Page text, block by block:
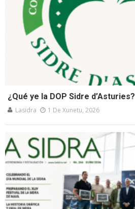
¿Qué ye la DOP Sidre d’Asturies?
Lasidra 1 De Xunetu, 2026